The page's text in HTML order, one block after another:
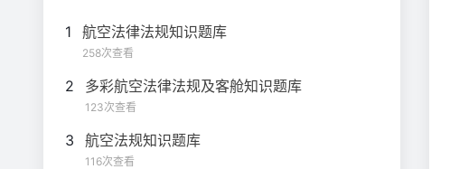
断题）（判断3）
航空法律法规知识题库（判
断题）（判断4）
航空法律法规知识题库（判
1 航空法律法规知识题库
258次查看
2 多彩航空法律法规及客舱知识题库
123次查看
3 航空法规知识题库
116次查看